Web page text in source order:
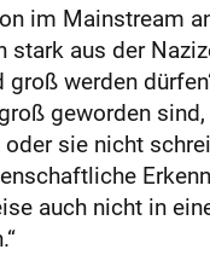
im Mainstream
stark aus der
werden
geworden
sie nicht
auch nicht in